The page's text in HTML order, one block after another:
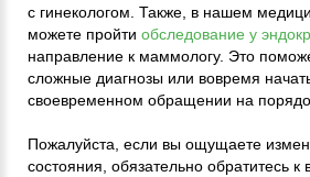
с гинекологом. Также, в нашем
можете пройти обследование у
направление к маммологу. Это
сложные диагнозы или вовремя
своевременном обращении на
Пожалуйста, если вы ощущаете
состояния, обязательно обратитесь к